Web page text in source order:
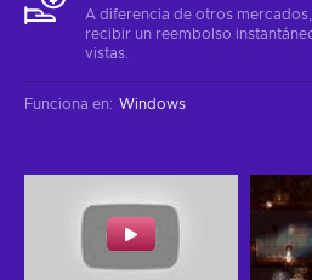
A diferencia de otros
recibir un reembolso
vistas.
Funciona en: Windows